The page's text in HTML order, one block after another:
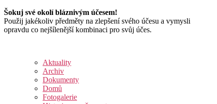
Šokuj své okolí bláznivým účesem!
Použij jakékoliv předměty na zlepšení svého účesu a vymysli
opravdu co nejšílenější kombinaci pro svůj účes.
Aktuality
Archiv
Dokumenty
Domů
Fotogalerie